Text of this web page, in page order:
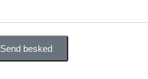
Send besked